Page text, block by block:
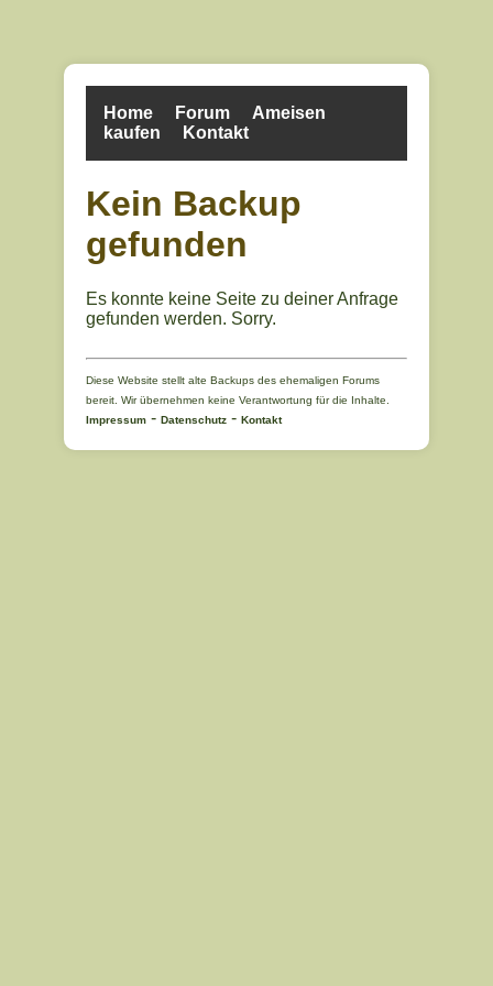
Home Forum
Ameisen
kaufen
Kontakt
Kein Backup
gefunden
Es konnte keine Seite zu deiner Anfrage
gefunden werden. Sorry.
Diese Website stellt alte Backups des ehemaligen Forums
bereit. Wir übernehmen keine Verantwortung für die Inhalte.
Impressum - Datenschutz - Kontakt